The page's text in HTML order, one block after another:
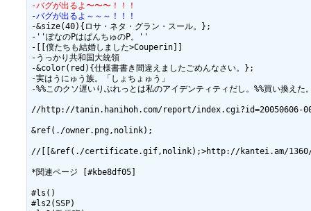
-バグが出るよ〜〜〜！！！
-バグが出るよ～～～！！！
-&size(40){ロサ・ネタ・グラン・スール。};
-''ぽなのPはぱんちゅのP。''
-[[僕たちも結婚しました>Couperin]]
-うっかり共和国大統領
-&color(red){仕様書書き間違えましたごめんなさい。};
-実はうにゅう族。「しょちょゅう」
-%%このクソ遅いりぶれっとは私のアイデンティティだし。%%買い換えた
//http://tanin.hanihoh.com/report/index.cgi?id=20050606-
&ref(./owner.png,nolink);
//[[&ref(./certificate.gif,nolink);>http://kantei.am/
*関連ページ [#kbe8df05]
#ls()
#ls2(SSP)